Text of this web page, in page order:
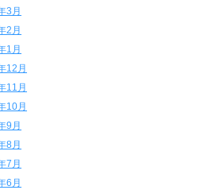
3月
2月
1月
12月
11月
10月
9月
8月
7月
6月